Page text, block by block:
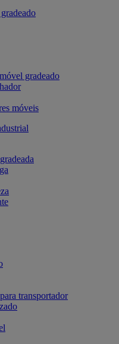
gradeado
móveis
transportador